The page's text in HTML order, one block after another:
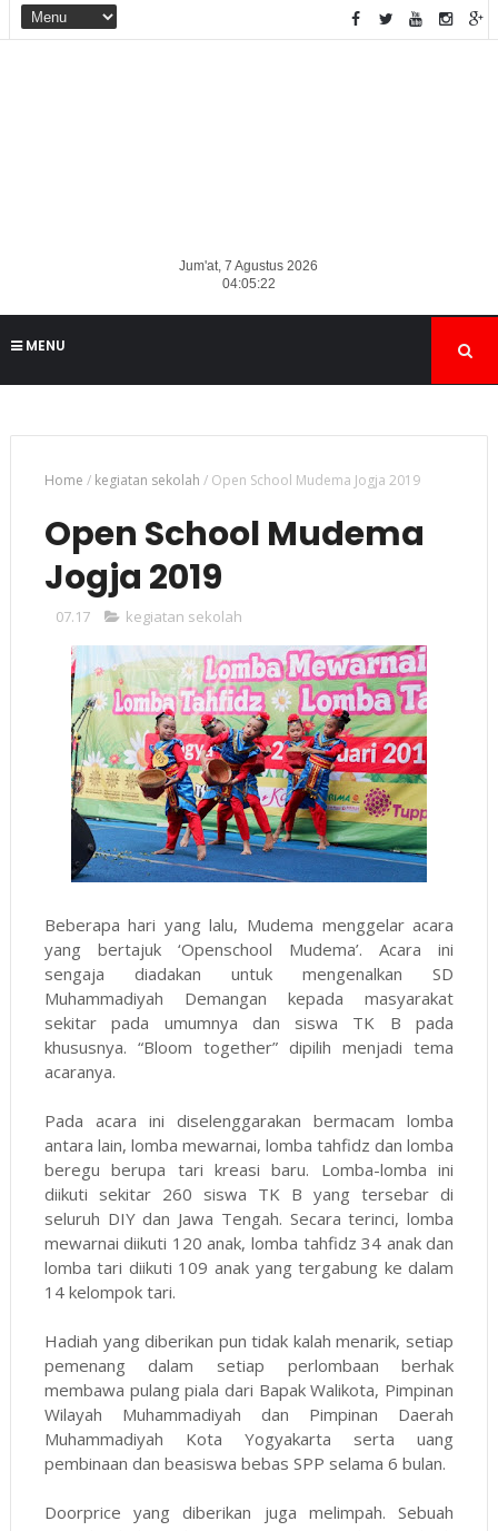
Jum'at, 7 Agustus 2026
04:05:23
MENU
Home / kegiatan sekolah / Open School Mudema Jogja 2019
Open School Mudema
Jogja 2019
07.17 kegiatan sekolah
Beberapa hari yang lalu, Mudema menggelar acara
yang bertajuk ‘Openschool Mudema’. Acara ini
sengaja diadakan untuk mengenalkan SD
Muhammadiyah Demangan kepada masyarakat
sekitar pada umumnya dan siswa TK B pada
khususnya. “Bloom together” dipilih menjadi tema
acaranya.
Pada acara ini diselenggarakan bermacam lomba
antara lain, lomba mewarnai, lomba tahfidz dan lomba
beregu berupa tari kreasi baru. Lomba-lomba ini
diikuti sekitar 260 siswa TK B yang tersebar di
seluruh DIY dan Jawa Tengah. Secara terinci, lomba
mewarnai diikuti 120 anak, lomba tahfidz 34 anak dan
lomba tari diikuti 109 anak yang tergabung ke dalam
14 kelompok tari.
Hadiah yang diberikan pun tidak kalah menarik, setiap
pemenang dalam setiap perlombaan berhak
membawa pulang piala dari Bapak Walikota, Pimpinan
Wilayah Muhammadiyah dan Pimpinan Daerah
Muhammadiyah Kota Yogyakarta serta uang
pembinaan dan beasiswa bebas SPP selama 6 bulan.
Doorprice yang diberikan juga melimpah. Sebuah